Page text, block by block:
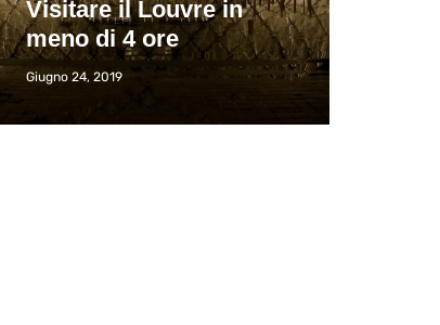
Visitare il Louvre in
meno di 4 ore
Giugno 24, 2019